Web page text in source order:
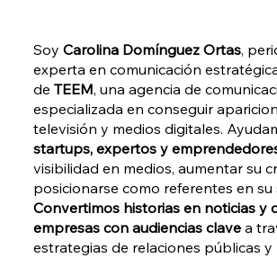
SoyCarolina Domínguez Ortas,
experta en comunicación
deTEEM, una agencia de
especializada en conseguir
televisión y medios digitales.
startups, expertos y
visibilidad en medios, aumentar su
posicionarse como referentes en su
Convertimos historias en noticias y
empresas con audiencias clavea
estrategias de relaciones públicas y